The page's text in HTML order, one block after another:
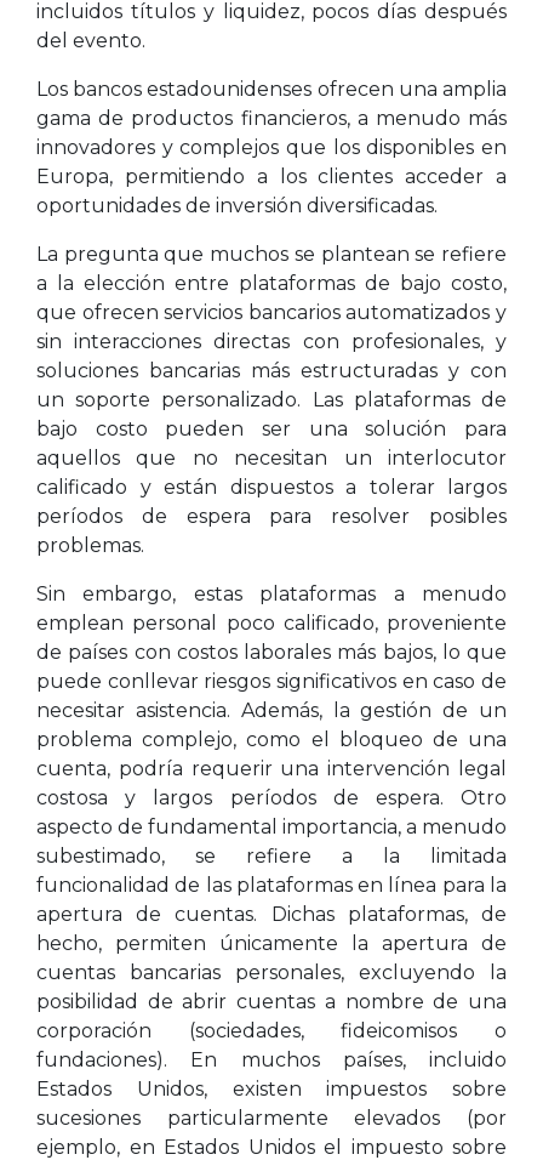
incluidos títulos y liquidez, pocos días después
del evento.
Los bancos estadounidenses ofrecen una amplia
gama de productos financieros, a menudo más
innovadores y complejos que los disponibles en
Europa, permitiendo a los clientes acceder a
oportunidades de inversión diversificadas.
La pregunta que muchos se plantean se refiere
a la elección entre plataformas de bajo costo,
que ofrecen servicios bancarios automatizados y
sin interacciones directas con profesionales, y
soluciones bancarias más estructuradas y con
un soporte personalizado. Las plataformas de
bajo costo pueden ser una solución para
aquellos que no necesitan un interlocutor
calificado y están dispuestos a tolerar largos
períodos de espera para resolver posibles
problemas.
Sin embargo, estas plataformas a menudo
emplean personal poco calificado, proveniente
de países con costos laborales más bajos, lo que
puede conllevar riesgos significativos en caso de
necesitar asistencia. Además, la gestión de un
problema complejo, como el bloqueo de una
cuenta, podría requerir una intervención legal
costosa y largos períodos de espera. Otro
aspecto de fundamental importancia, a menudo
subestimado, se refiere a la limitada
funcionalidad de las plataformas en línea para la
apertura de cuentas. Dichas plataformas, de
hecho, permiten únicamente la apertura de
cuentas bancarias personales, excluyendo la
posibilidad de abrir cuentas a nombre de una
corporación (sociedades, fideicomisos o
fundaciones). En muchos países, incluido
Estados Unidos, existen impuestos sobre
sucesiones particularmente elevados (por
ejemplo, en Estados Unidos el impuesto sobre